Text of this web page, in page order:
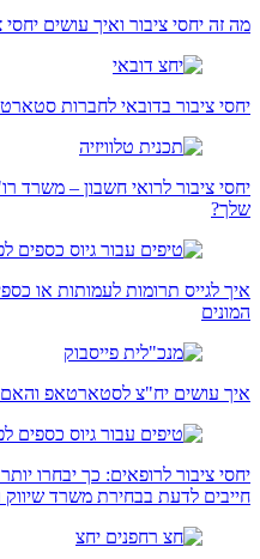
מה זה יחסי ציבור ואיך עושים
יחסי ציבור בדובאי לחברות
יחסי ציבור לרואי חשבון –
שלך?
איך לגייס תרומות לעמותות או
המונים
איך עושים יח"צ לסטארטאפ והאם
יחסי ציבור לרופאים: כך יבחרו
חייבים לדעת בבחירת משרד